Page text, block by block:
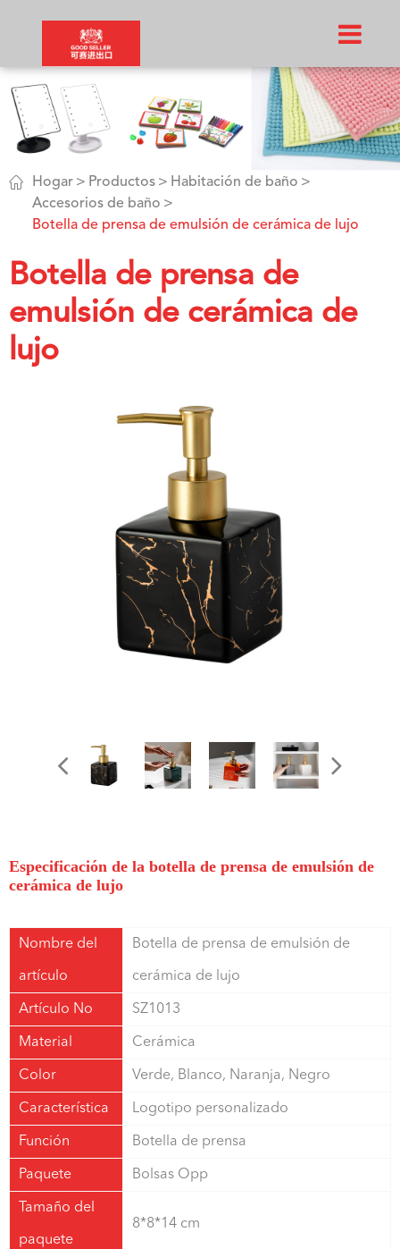
 Hogar Productos
Habitación de baño
Accesorios de baño
Botella de prensa de emulsión de cerámica de lujo
Botella de prensa de
emulsión de cerámica de
lujo
Especificación de la botella de prensa de emulsión de
cerámica de lujo
Nombre del
artículo
Botella de prensa de emulsión de
cerámica de lujo
Artículo No SZ1013
Material Cerámica
Color Verde, Blanco, Naranja, Negro
Característica Logotipo personalizado
Función Botella de prensa
Paquete Bolsas Opp
Tamaño del
paquete
8*8*14 cm